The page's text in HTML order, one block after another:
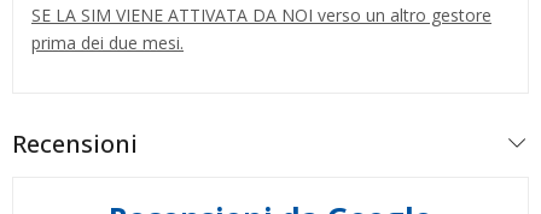
SE LA SIM VIENE ATTIVATA DA NOI verso un altro gestore
prima dei due mesi.
Recensioni